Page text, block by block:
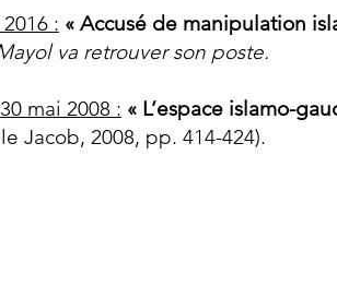
: « Accusé de manipulation
va retrouver son poste.
mai 2008 : « L’espace islamo-
Jacob, 2008, pp. 414-424).